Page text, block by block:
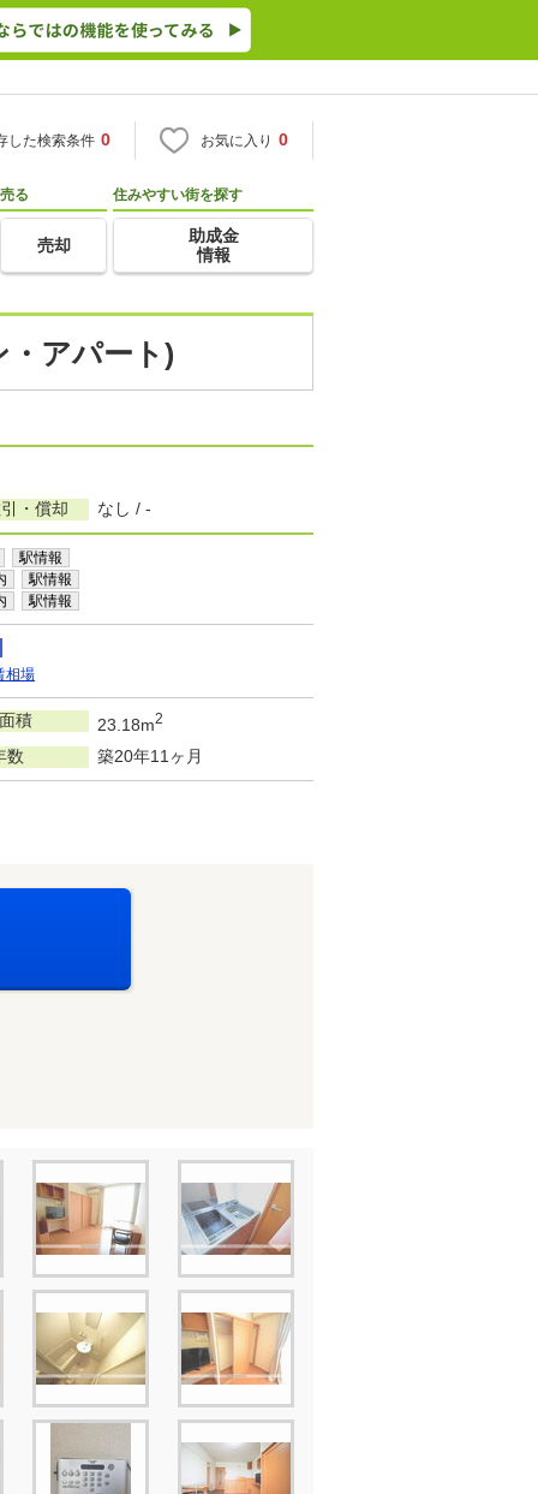
した検索条件 0 お気に入り 0
売る
売却
住みやすい街を探す
助成金
情報
・アパート)
・償却 なし / -
駅情報
駅情報
駅情報
相場
積 23.18m2
数 築20年11ヶ月